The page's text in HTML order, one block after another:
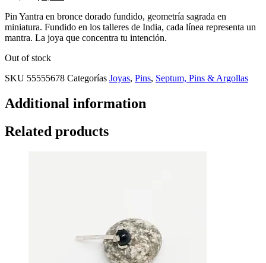
Pin Yantra en bronce dorado fundido, geometría sagrada en
miniatura. Fundido en los talleres de India, cada línea representa un
mantra. La joya que concentra tu intención.
Out of stock
SKU 55555678 Categorías Joyas, Pins, Septum, Pins & Argollas
Additional information
Related products